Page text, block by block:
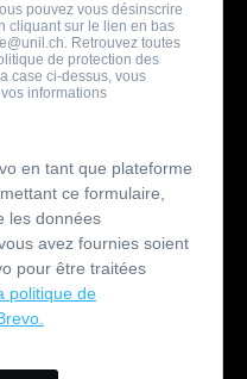
pouvez vous désinscrire
cliquant sur le lien en bas
. Retrouvez toutes
de protection des
case ci-dessus, vous
informations
en tant que plateforme
ce formulaire,
les données
avez fournies soient
pour être traitées
politique de